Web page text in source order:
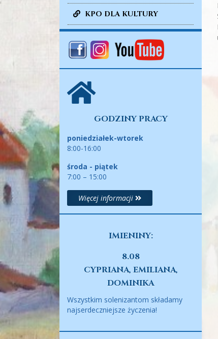
KPO DLA KULTURY
GODZINY PRACY
poniedziałek-wtorek
8:00-16:00
środa - piątek
7:00 – 15:00
Więcej informacji
IMIENINY:
8.08
CYPRIANA, EMILIANA,
DOMINIKA
Wszystkim solenizantom składamy
najserdeczniejsze życzenia!